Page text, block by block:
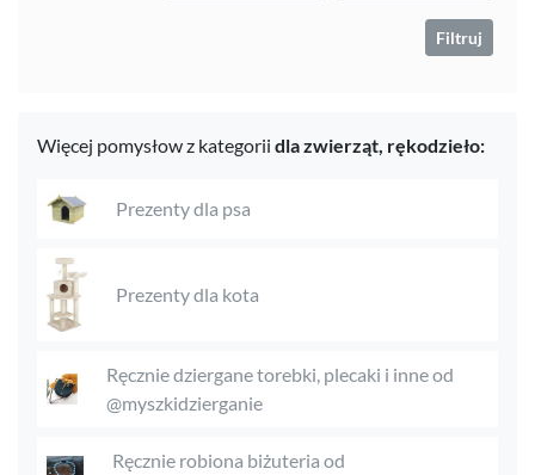
Filtruj
Więcej pomysłow z kategorii dla zwierząt, rękodzieło:
Prezenty dla psa
Prezenty dla kota
Ręcznie dziergane torebki, plecaki i inne od
@myszkidzierganie
Ręcznie robiona biżuteria od